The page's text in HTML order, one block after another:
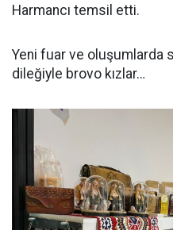
Harmancı temsil etti.
Yeni fuar ve oluşumlarda
dileğiyle brovo kızlar…